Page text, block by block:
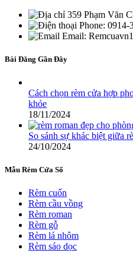
359 Phạm Văn
Phone: 0914-
Email:
Bài Đăng Gần Đây
Cách chọn rèm cửa hợp
khỏe
18/11/2024
So sánh sự khác biệt giữa
24/10/2024
Mẫu Rèm Cửa Sổ
Rèm cuốn
Rèm cầu vồng
Rèm roman
Rèm gỗ
Rèm lá nhôm
Rèm sáo dọc